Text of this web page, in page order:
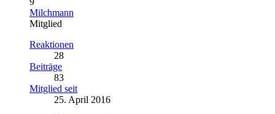
Milchmann
Mitglied
Reaktionen
28
Beiträge
83
Mitglied seit
25. April 2016